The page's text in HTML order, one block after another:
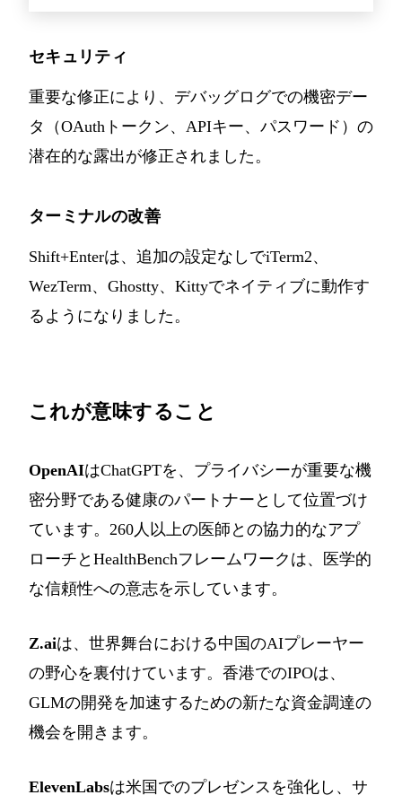
セキュリティ
重要な修正により、デバッグログでの機密デー
タ（OAuthトークン、APIキー、パスワード）の
潜在的な露出が修正されました。
ターミナルの改善
Shift+Enterは、追加の設定なしでiTerm2、
WezTerm、Ghostty、Kittyでネイティブに動作す
るようになりました。
これが意味すること
OpenAIはChatGPTを、プライバシーが重要な機
密分野である健康のパートナーとして位置づけ
ています。260人以上の医師との協力的なアプ
ローチとHealthBenchフレームワークは、医学的
な信頼性への意志を示しています。
Z.aiは、世界舞台における中国のAIプレーヤー
の野心を裏付けています。香港でのIPOは、
GLMの開発を加速するための新たな資金調達の
機会を開きます。
ElevenLabsは米国でのプレゼンスを強化し、サ